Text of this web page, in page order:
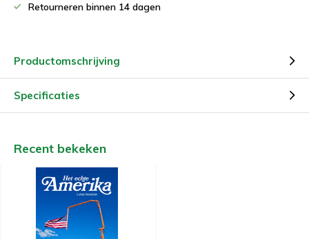
Retourneren binnen 14 dagen
Productomschrijving
Specificaties
Recent bekeken